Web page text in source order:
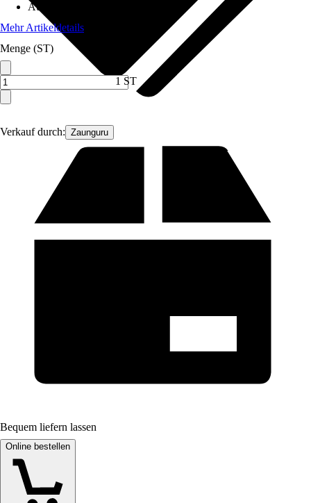
Verkauf durch: Zaunguru
Ausführung
Mehr Artikeldetails
Menge (ST)
1 ST
Bequem liefern lassen
Online bestellen